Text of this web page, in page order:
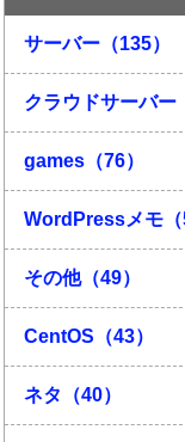
サーバー（135）
クラウドサーバー
games（76）
WordPressメモ
その他（49）
CentOS（43）
ネタ（40）